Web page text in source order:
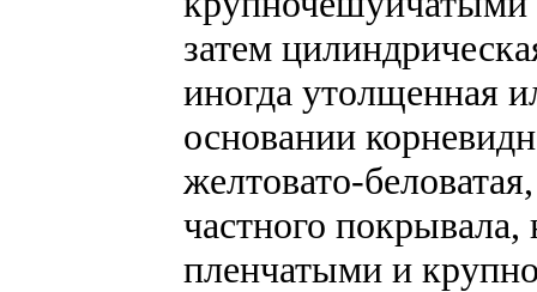
затем
иногда утолщенная
основании
желтовато-
частного
пленчатыми и